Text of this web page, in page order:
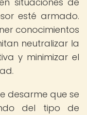
esté armado.
conocimientos
neutralizar la
y minimizar el
desarme que se
del tipo de